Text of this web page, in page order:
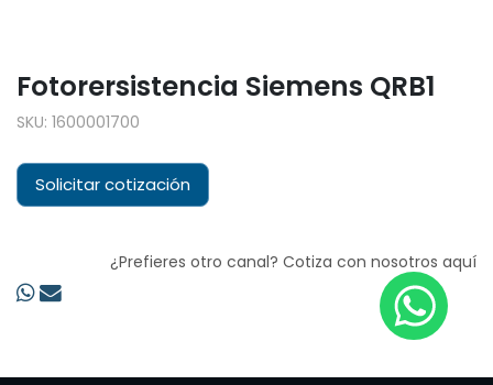
Fotorersistencia Siemens QRB1
SKU: 1600001700
Solicitar cotización
¿Prefieres otro canal? Cotiza con nosotros aquí